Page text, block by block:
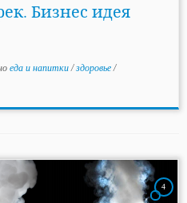
Бизнес идея
еда и напитки/здоровье/
4